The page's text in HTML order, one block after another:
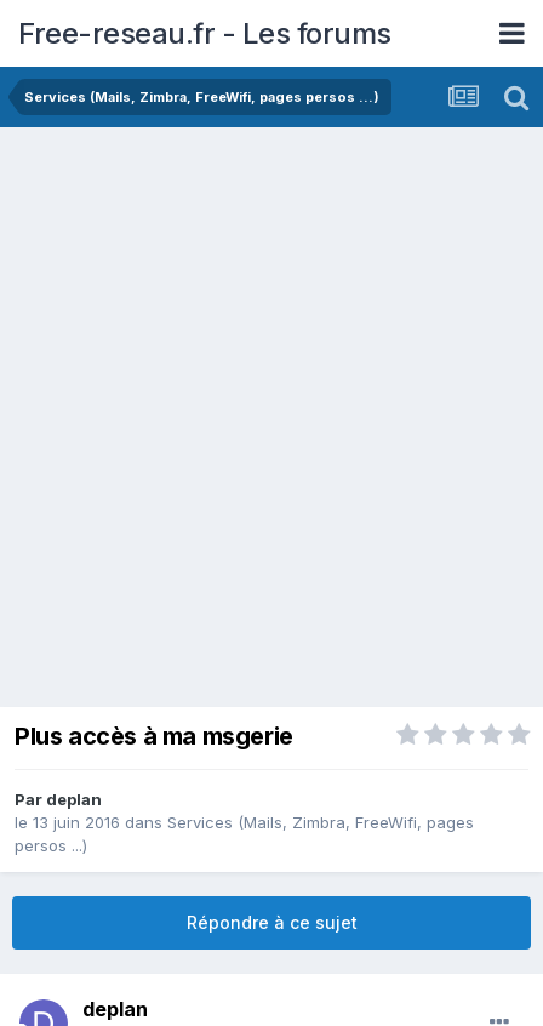
Free-reseau.fr - Les forums
Services (Mails, Zimbra, FreeWifi, pages persos ...)
Plus accès à ma msgerie
Par deplan
le 13 juin 2016 dans Services (Mails, Zimbra, FreeWifi, pages
persos ...)
Répondre à ce sujet
deplan